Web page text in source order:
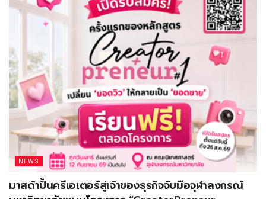
NEWS
มาสด้าปั้นครีเอเตอร์สู่เจ้าของธุรกิจจับมือจุฬาลงกรณ์